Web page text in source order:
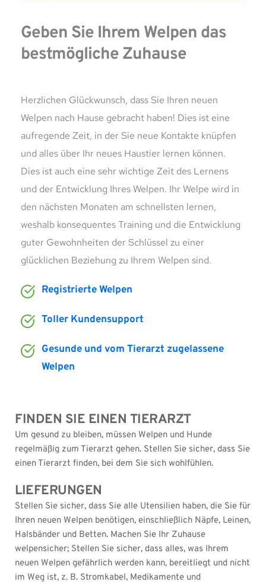
Geben Sie Ihrem Welpen das
bestmögliche Zuhause
Herzlichen Glückwunsch, dass Sie Ihren neuen
Welpen nach Hause gebracht haben! Dies ist eine
aufregende Zeit, in der Sie neue Kontakte knüpfen
und alles über Ihr neues Haustier lernen können.
Dies ist auch eine sehr wichtige Zeit des Lernens
und der Entwicklung Ihres Welpen. Ihr Welpe wird in
den nächsten Monaten am schnellsten lernen,
weshalb konsequentes Training und die Entwicklung
guter Gewohnheiten der Schlüssel zu einer
glücklichen Beziehung zu Ihrem Welpen sind.
Registrierte Welpen
Toller Kundensupport
Gesunde und vom Tierarzt zugelassene
Welpen
FINDEN SIE EINEN TIERARZT
Um gesund zu bleiben, müssen Welpen und Hunde
regelmäßig zum Tierarzt gehen. Stellen Sie sicher, dass Sie
einen Tierarzt finden, bei dem Sie sich wohlfühlen.
LIEFERUNGEN
Stellen Sie sicher, dass Sie alle Utensilien haben, die Sie für
Ihren neuen Welpen benötigen, einschließlich Näpfe, Leinen,
Halsbänder und Betten. Machen Sie Ihr Zuhause
welpensicher; Stellen Sie sicher, dass alles, was Ihrem
neuen Welpen gefährlich werden kann, bereitliegt und nicht
im Weg ist, z. B. Stromkabel, Medikamente und